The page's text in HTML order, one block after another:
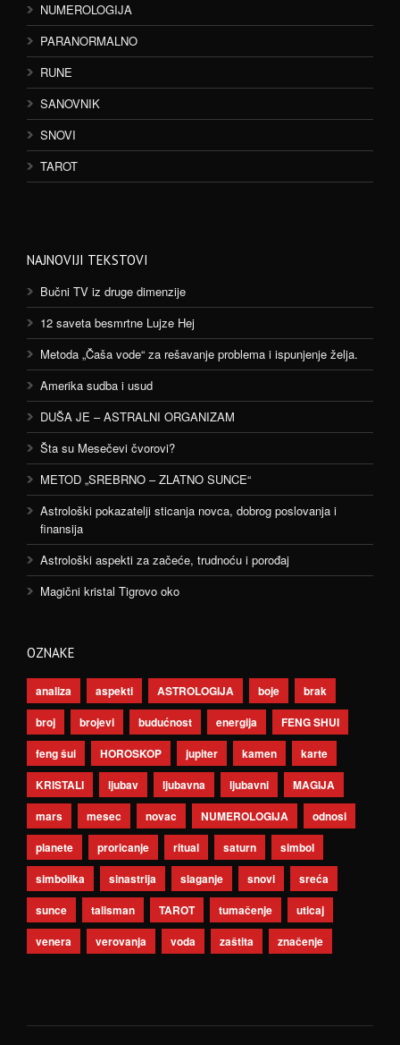
NUMEROLOGIJA
PARANORMALNO
RUNE
SANOVNIK
SNOVI
TAROT
NAJNOVIJI TEKSTOVI
Bučni TV iz druge dimenzije
12 saveta besmrtne Lujze Hej
Metoda „Čaša vode“ za rešavanje problema i ispunjenje želja.
Amerika sudba i usud
DUŠA JE – ASTRALNI ORGANIZAM
Šta su Mesečevi čvorovi?
METOD „SREBRNO – ZLATNO SUNCE“
Astrološki pokazatelji sticanja novca, dobrog poslovanja i
finansija
Astrološki aspekti za začeće, trudnoću i porođaj
Magični kristal Tigrovo oko
OZNAKE
analiza aspekti ASTROLOGIJA boje
brak
broj
brojevi budućnost energija
FENG SHUI
feng šui
HOROSKOP jupiter kamen
karte
KRISTALI
ljubav ljubavna ljubavni
MAGIJA
mars
mesec novac NUMEROLOGIJA
odnosi
planete
proricanje ritual saturn
simbol
simbolika
sinastrija slaganje snovi
sreća
sunce
talisman TAROT tumačenje
uticaj
venera
verovanja voda zaštita značenje